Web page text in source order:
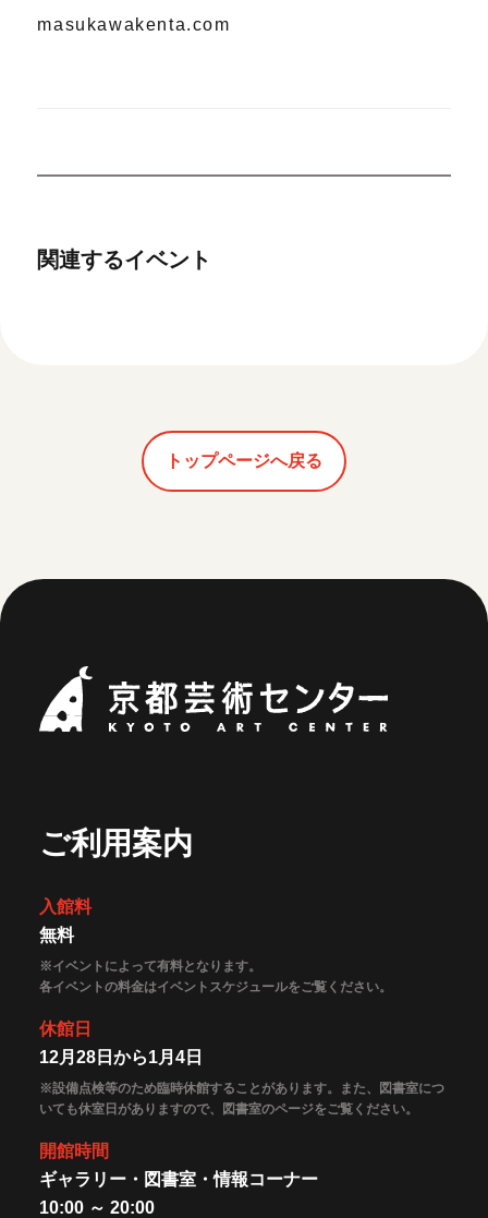
masukawakenta.com
関連するイベント
トップページへ戻る
ご利用案内
入館料
無料
※イベントによって有料となります。
各イベントの料金はイベントスケジュールをご覧ください。
休館日
12月28日から1月4日
※設備点検等のため臨時休館することがあります。また、図書室につ
いても休室日がありますので、図書室のページをご覧ください。
開館時間
ギャラリー・図書室・情報コーナー
10:00 ～ 20:00